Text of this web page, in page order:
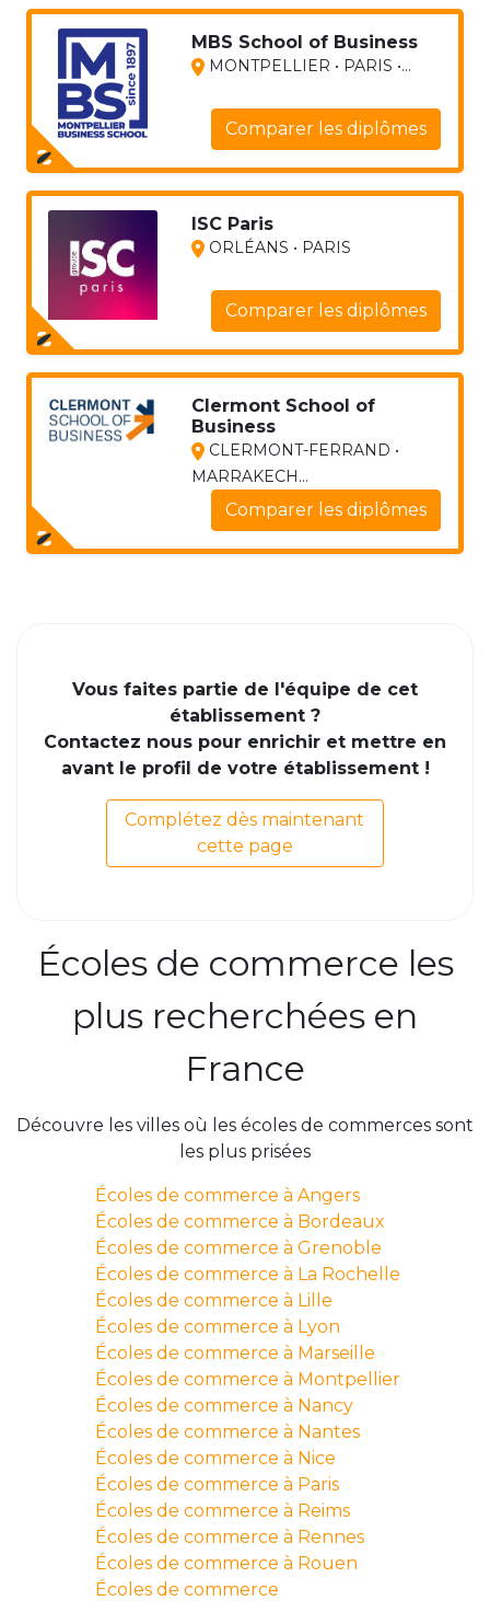
MBS School of Business
MONTPELLIER • PARIS •...
Comparer les diplômes
ISC Paris
ORLÉANS • PARIS
Comparer les diplômes
Clermont School of
Business
CLERMONT-FERRAND •
MARRAKECH...
Comparer les diplômes
Vous faites partie de l'équipe de cet
établissement ?
Contactez nous pour enrichir et mettre en
avant le profil de votre établissement !
Complétez dès maintenant
cette page
Écoles de commerce les
plus recherchées en
France
Découvre les villes où les écoles de commerces sont
les plus prisées
Écoles de commerce à Angers
Écoles de commerce à Bordeaux
Écoles de commerce à Grenoble
Écoles de commerce à La Rochelle
Écoles de commerce à Lille
Écoles de commerce à Lyon
Écoles de commerce à Marseille
Écoles de commerce à Montpellier
Écoles de commerce à Nancy
Écoles de commerce à Nantes
Écoles de commerce à Nice
Écoles de commerce à Paris
Écoles de commerce à Reims
Écoles de commerce à Rennes
Écoles de commerce à Rouen
Écoles de commerce